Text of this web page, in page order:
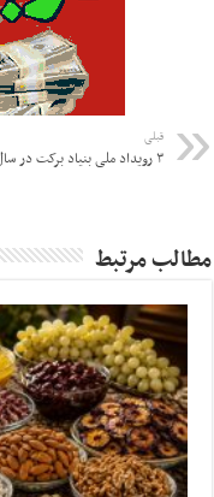
قبلی
۳ رویداد ملی بنیاد برکت در سال جهش تولید
مطالب مرتبط